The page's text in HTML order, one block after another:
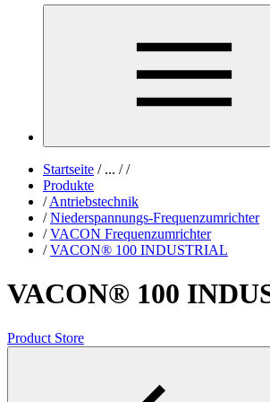
Startseite /... / /
Produkte
/ Antriebstechnik
/ Niederspannungs-Frequenzumrichter
/ VACON Frequenzumrichter
/ VACON® 100 INDUSTRIAL
VACON® 100
Product Store